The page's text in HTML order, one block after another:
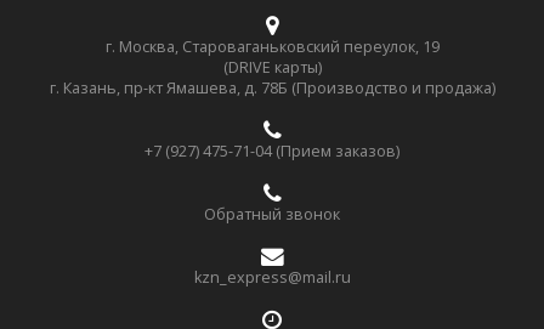
г. Москва, Староваганьковский переулок, 19
(DRIVE карты)
г. Казань, пр-кт Ямашева, д. 78Б (Производство и продажа)
+7 (927) 475-71-04 (Прием заказов)
Обратный звонок
kzn_express@mail.ru